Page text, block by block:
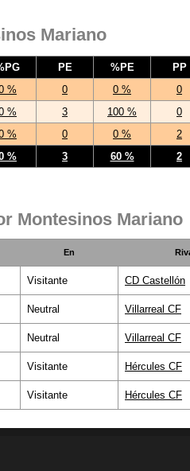
Mariano
PE %PE PP
% 0 0 % 0
% 3 100 % 0
% 0 0 % 2
% 3 60 % 2
Montesinos Mariano
En
Visitante CD Castellón
Neutral Villarreal CF
Neutral Villarreal CF
Visitante Hércules CF
Visitante Hércules CF